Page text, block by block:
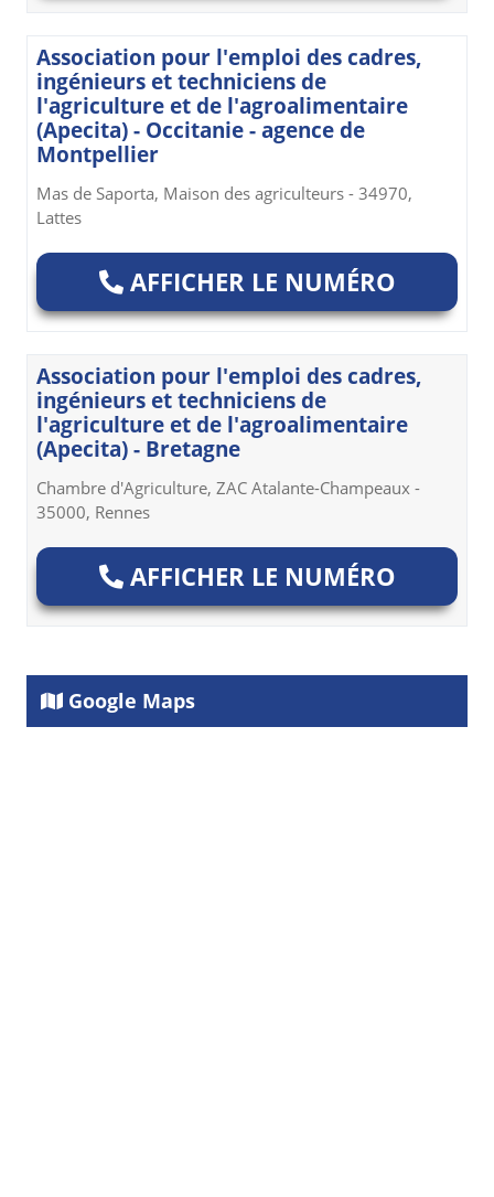
Association pour l'emploi des cadres,
ingénieurs et techniciens de
l'agriculture et de l'agroalimentaire
(Apecita) - Occitanie - agence de
Montpellier
Mas de Saporta, Maison des agriculteurs - 34970,
Lattes
AFFICHER LE NUMÉRO
Association pour l'emploi des cadres,
ingénieurs et techniciens de
l'agriculture et de l'agroalimentaire
(Apecita) - Bretagne
Chambre d'Agriculture, ZAC Atalante-Champeaux -
35000, Rennes
AFFICHER LE NUMÉRO
Google Maps